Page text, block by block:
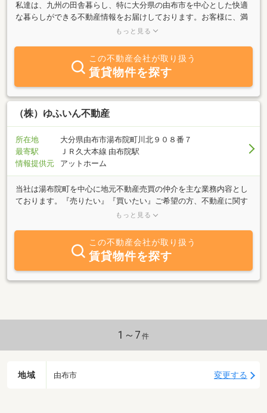
私達は、九州の田舎暮らし、特に大分県の由布市を中心とした快適
な暮らしができる不動産情報をお届けしております。お客様に、満
足できる暮らしを過ごしていただくため、厳選された不動産物件を
ト物件（土地／建物）・九州の田舎暮らし物件・大分県の田舎暮ら
し物件の売買仲介業務、湯布院町内の賃貸管理業務、また、増改築
のコンサルタント業務等を中心に社員一人ひとりが英知を結集し皆
様のお役に立てるサポート体制を整えております。九州の田舎暮ら
し、特に大分県由布市湯布院町を中心とした優良物件は、短期間で
成約することも多く、ホームページ掲載する前等に成約にいたって
しまうことも多くございます。まずはご相談ください。
もっと見る
この不動産会社が取り扱う
賃貸物件を探す
（株）ゆふいん不動産
所在地
大分県由布市湯布院町川北９０８番７
最寄駅
ＪＲ久大本線 由布院駅
情報提供元
アットホーム
当社は湯布院町を中心に地元不動産売買の仲介を主な業務内容とし
ております。『売りたい』『買いたい』ご希望の方、不動産に関す
る質問は何でもお気軽にご相談ください。アパート・別荘の管理に
スタグラム https://www.instagram.com/yufuindo/物件までの道の
り等のYouTubeあります
https://www.youtube.com/channel/UCeAF-NudhoZ013B6n0BD5xAブ
ログ https://ameblo.jp/fudousan-m/
もっと見る
この不動産会社が取り扱う
賃貸物件を探す
1～7 件
地域 由布市 変更する